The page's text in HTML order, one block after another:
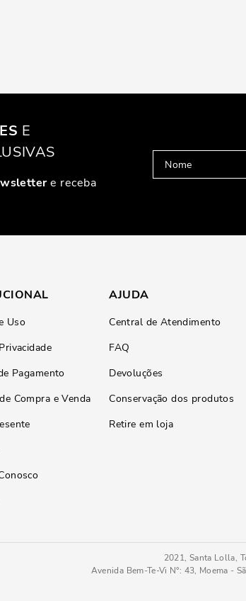
E
e receba
Uso
Pagamento
Compra e Venda
AJUDA
Central de Atendimento
FAQ
Devoluções
Conservação dos produtos
Retire em loja
2021, Santa Lolla,
Avenida Bem-Te-Vi N°: 43, Moema -